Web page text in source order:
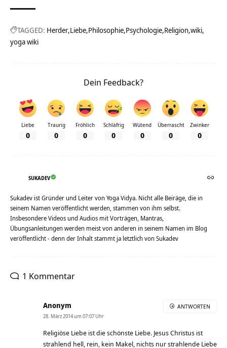
TAGGED: Herder Liebe Philosophie Psychologie Religion wiki
yoga wiki
Dein Feedback?
Liebe
0
Traurig
0
Fröhlich
0
Schläfrig
0
Wütend
0
Überrascht
0
Zwinker
0
SUKADEV
Sukadev ist Gründer und Leiter von Yoga Vidya. Nicht alle Beiräge, die in
seinem Namen veröffentlicht werden, stammen von ihm selbst.
Insbesondere Videos und Audios mit Vorträgen, Mantras,
Übungsanleitungen werden meist von anderen in seinem Namen im Blog
veröffentlicht - denn der Inhalt stammt ja letztlich von Sukadev
1 Kommentar
Anonym
28. März 2014 um 07:07 Uhr
Religiöse Liebe ist die schönste Liebe. Jesus Christus ist
strahlend hell, rein, kein Makel, nichts nur strahlende Liebe
ANTWORTEN